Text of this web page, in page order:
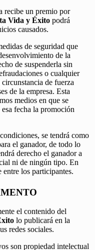
recibe un premio por
Vida y Éxito podrá
causados.
de seguridad que
de la
de suspenderla sin
o cualquier
de fuerza
de la empresa. Esta
medios en que se
fecha la promoción
se tendrá como
el ganador, de todo lo
derecho el ganador a
ni de ningún tipo. En
entre los participantes.
el contenido del
lo publicará en la
redes sociales.
son propiedad intelectual